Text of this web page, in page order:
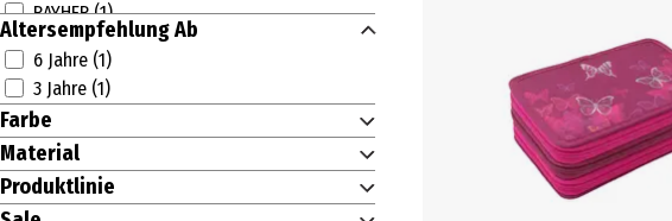
RAYHER (1)
RHEITA (2)
SCOOLI (6)
WEDO (4)
Altersempfehlung Ab
6 Jahre (1)
3 Jahre (1)
Farbe
Material
Produktlinie